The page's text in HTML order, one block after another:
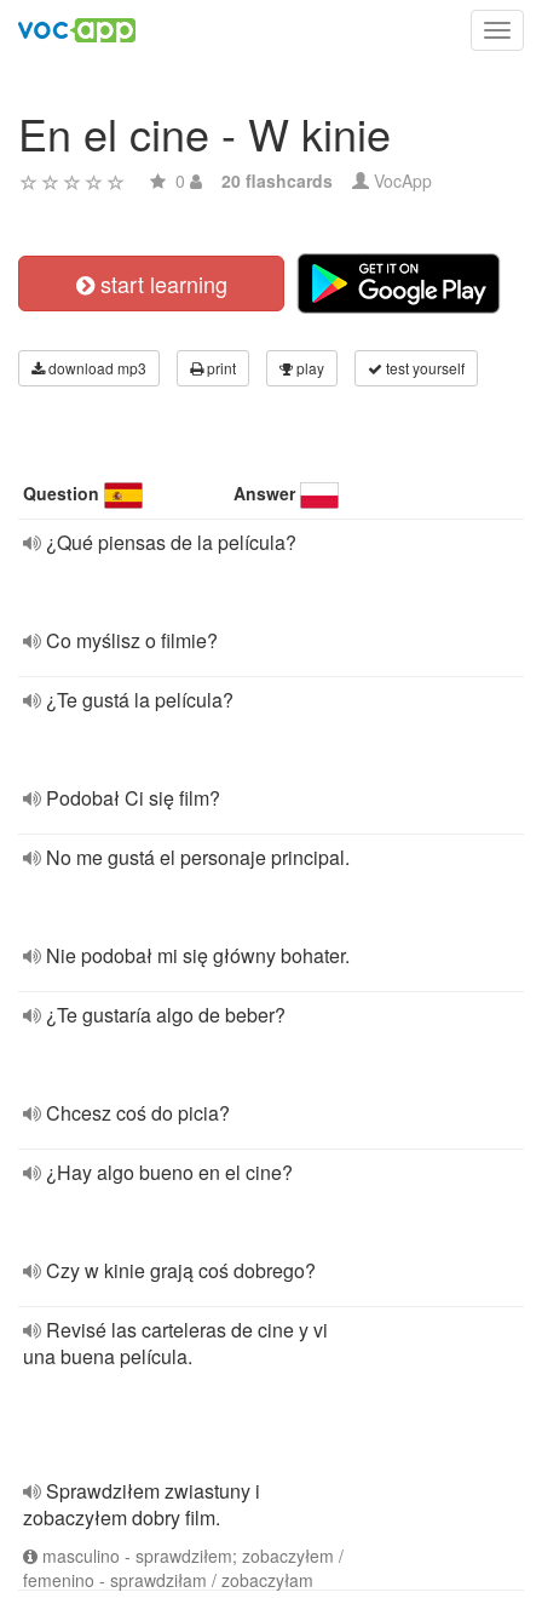
En el cine - W kinie
0 20 flashcards VocApp
start learning
download mp3 print play test yourself
Question Answer
¿Qué piensas de la película?
Co myślisz o filmie?
¿Te gustá la película?
Podobał Ci się film?
No me gustá el personaje principal.
Nie podobał mi się główny bohater.
¿Te gustaría algo de beber?
Chcesz coś do picia?
¿Hay algo bueno en el cine?
Czy w kinie grają coś dobrego?
Revisé las carteleras de cine y vi
una buena película.
Sprawdziłem zwiastuny i
zobaczyłem dobry film.
masculino - sprawdziłem; zobaczyłem /
femenino - sprawdziłam / zobaczyłam